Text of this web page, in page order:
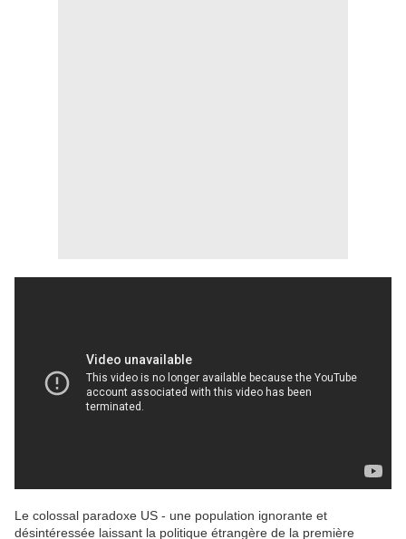
Le colossal paradoxe US - une population ignorante et
désintéressée laissant la politique étrangère de la première